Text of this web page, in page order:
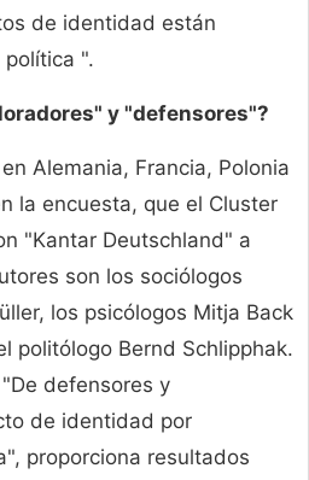
de identidad están
".
y "defensores"?
Alemania, Francia, Polonia
la encuesta, que el Cluster
"Kantar Deutschland" a
son los sociólogos
los psicólogos Mitja Back
politólogo Bernd Schlipphak.
defensores y
de identidad por
proporciona resultados